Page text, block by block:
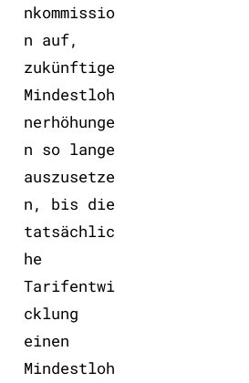
nkommissio
n auf,
zukünftige
Mindestloh
nerhöhunge
n so lange
auszusetze
n, bis die
tatsächlic
he
Tarifentwi
cklung
einen
Mindestloh